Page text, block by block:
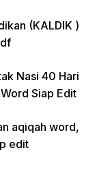
(KALDIK )
Nasi 40 Hari
Siap Edit
aqiqah word,
edit